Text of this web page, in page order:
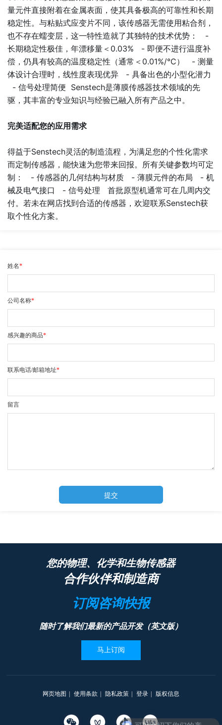
量元件直接附着在金属表面，使其具备极高的可靠性和长期
稳定性。与粘贴式应变片不同，该传感器无需使用粘合剂，
也不存在蠕变层，这一特性造就了其独特的技术优势： -
长期稳定性极佳，年漂移量＜0.03% - 即便不进行温度补
偿，仍具有较高的温度稳定性（通常＜0.01%/°C） - 测量
体设计合理时，线性度表现优异 - 具备出色的小型化潜力
- 信号处理简便 Senstech是薄膜传感器技术领域的先
驱，其丰富的专业知识与经验已融入所有产品之中。
完美适配您的应用需求
得益于Senstech灵活的制造流程，为满足您的个性化需求
而定制传感器，能快速为您带来回报。所有关键参数均可定
制： - 传感器的几何结构与材质 - 薄膜元件的布局 - 机
械及电气接口 - 信号处理 首批原型机通常可在几周内交
付。若未在网店找到合适的传感器，欢迎联系Senstech获
取个性化方案。
姓名*
公司名称*
感兴趣的商品*
联系电话/邮箱地址*
留言
提交
您的物理、化学和生物传感器
合作伙伴和制造商
订阅咨询快报
随时了解我们最新的产品开发（英文版）
马上订阅
网页地图 使用条款 隐私政策 登录 版权信息
可以介绍下你们的产品么